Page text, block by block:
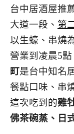
台中居酒屋推
大道一段、 第
以生蠔、串燒
營業到凌晨5
町是台中知名
餐點口味、串
這次吃到的雞
佛茶碗蒸、日